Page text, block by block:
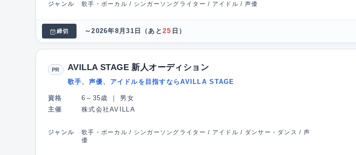
ジャンル 歌手・ボーカル / シンガーソングライター / アイドル / 声優
締切 ～2026年8月31日 （あと 25 日）
PR AVILLA STAGE 新人オーディション
歌手、声優、アイドルを目指すならAVILLA STAGE
資格 6～35歳 ｜ 男女
主催
株式会社AVILLA
ジャンル
歌手・ボーカル / シンガーソングライター / アイドル / ダンサー・ダンス / 声
優